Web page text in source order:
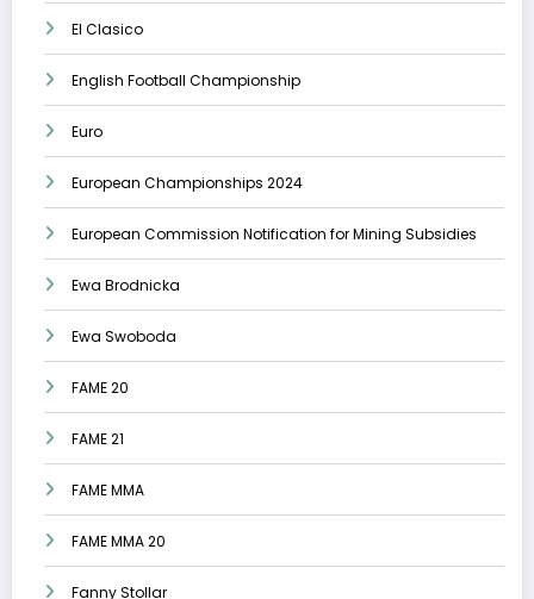
El Clasico
English Football Championship
Euro
European Championships 2024
European Commission Notification for Mining Subsidies
Ewa Brodnicka
Ewa Swoboda
FAME 20
FAME 21
FAME MMA
FAME MMA 20
Fanny Stollar